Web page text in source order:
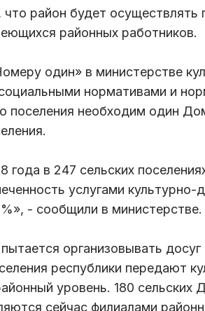
что район будет осуществлять
районных работников.
один» в министерстве
нормативами и
поселения необходим один
года в 247 сельских
услугами
- сообщили в министерстве.
организовывать
республики передают
уровень. 180
сейчас филиалами